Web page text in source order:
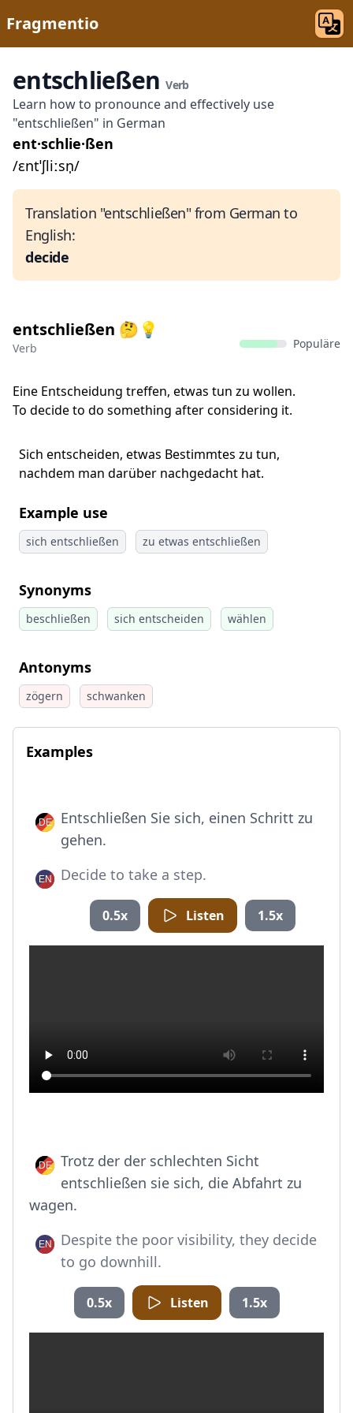
Fragmentio
entschließenVerb
Learn how to pronounce and effectively use
"entschließen" in German
ent·schlie·ßen
/ɛntˈʃliːsn̩/
Translation "entschließen" from German to
English:
decide
entschließen 🤔💡
Verb Populäre
Eine Entscheidung treffen, etwas tun zu wollen.
To decide to do something after considering it.
Sich entscheiden, etwas Bestimmtes zu tun,
nachdem man darüber nachgedacht hat.
Example use
sich entschließen zu etwas entschließen
Synonyms
beschließen sich entscheiden wählen
Antonyms
zögern schwanken
Examples
Entschließen Sie sich, einen Schritt zu
gehen.
Decide to take a step.
0.5x Listen 1.5x
Trotz der der schlechten Sicht
entschließen sie sich, die Abfahrt zu
wagen.
Despite the poor visibility, they decide
to go downhill.
0.5x Listen 1.5x